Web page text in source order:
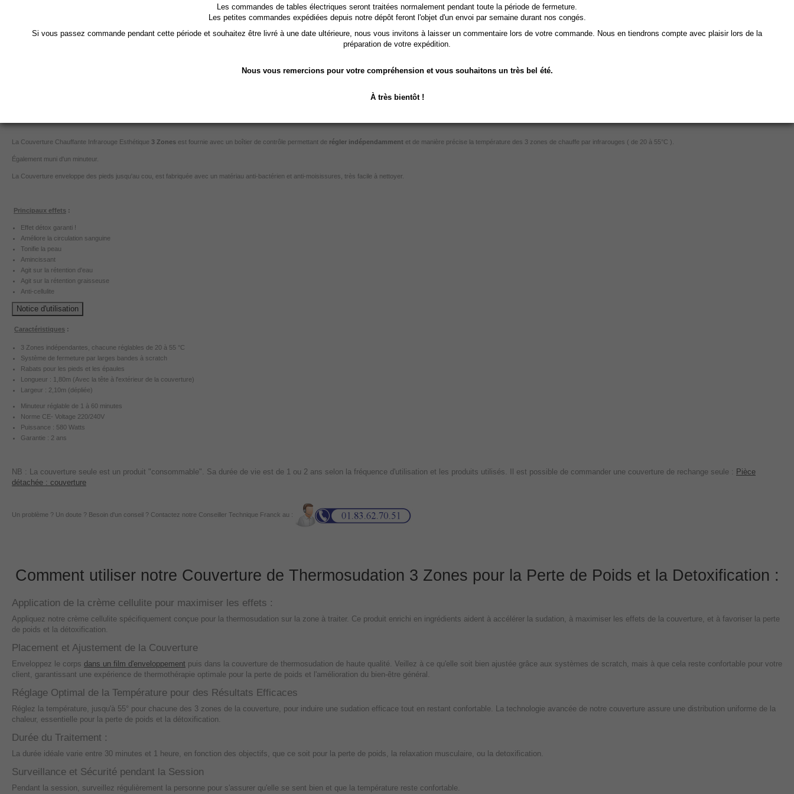
Utilisée par de très nombreux centres d'esthétique ou de Spas, la Couverture Chauffante 3 Zones est idéale pour les soins minceur, anti-cellulite, détoxification et bien-être. La Couverture crée un effet sauna, permettant ainsi d'augmenter la sudation, de vasodilater les
vaisseaux mais aussi d'améliorer la circulation sanguine, les échanges cellulaires et la ré-oxygénation tissulaire. Les muscles en sortent tonifiés, le corps relaxé et aminci, une vraie cure détox !
La Couverture Chauffante Infrarouge Esthétique 3 Zones est fournie avec un boîtier de contrôle permettant de régler indépendamment et de manière précise la température des 3 zones de chauffe par infrarouges ( de 20 à 55°C ).
Également muni d'un minuteur.
La Couverture enveloppe des pieds jusqu'au cou, est fabriquée avec un matériau anti-bactérien et anti-moisissures, très facile à nettoyer.
Principaux effets :
Effet détox garanti !
Améliore la circulation sanguine
Tonifie la peau
Amincissant
Agit sur la rétention d'eau
Agit sur la rétention graisseuse
Anti-cellulite
Notice d'utilisation
Caractéristiques :
3 Zones indépendantes , chacune réglables de 20 à 55 °C
Système de fermeture par larges bandes à scratch
Rabats pour les pieds et les épaules
Longueur : 1,80m (Avec la tête à l'extérieur de la couverture)
Largeur : 2,10m (dépliée)
Minuteur réglable de 1 à 60 minutes
Norme CE- Voltage 220/240V
Puissance : 580 Watts
Garantie : 2 ans
NB : La couverture seule est un produit "consommable". Sa durée de vie est de 1 ou 2 ans selon la fréquence d'utilisation et les produits utilisés. Il est possible de commander une couverture de rechange seule : Pièce
détachée : couverture
Un problème ? Un doute ? Besoin d'un conseil ? Contactez notre Conseiller Technique Franck au :
Comment utiliser notre Couverture de Thermosudation 3 Zones pour la Perte de Poids et la Detoxification :
Application de la crème cellulite pour maximiser les effets :
Appliquez notre crème cellulite spécifiquement conçue pour la thermosudation sur la zone à traiter. Ce produit enrichi en ingrédients aident à accélérer la sudation, à maximiser les effets de la couverture, et à favoriser la perte
de poids et la détoxification.
Placement et Ajustement de la Couverture
Enveloppez le corps dans un film d'enveloppement puis dans la couverture de thermosudation de haute qualité. Veillez à ce qu'elle soit bien ajustée grâce aux systèmes de scratch, mais à que cela reste confortable pour votre
client, garantissant une expérience de thermothérapie optimale pour la perte de poids et l'amélioration du bien-être général.
Réglage Optimal de la Température pour des Résultats Efficaces
Réglez la température, jusqu'à 55° pour chacune des 3 zones de la couverture, pour induire une sudation efficace tout en restant confortable. La technologie avancée de notre couverture assure une distribution uniforme de la
chaleur, essentielle pour la perte de poids et la détoxification.
Durée du Traitement :
La durée idéale varie entre 30 minutes et 1 heure, en fonction des objectifs, que ce soit pour la perte de poids, la relaxation musculaire, ou la detoxification.
Surveillance et Sécurité pendant la Session
Pendant la session, surveillez régulièrement la personne pour s'assurer qu'elle se sent bien et que la température reste confortable.
Les commandes de tables électriques seront traitées normalement pendant toute la période de fermeture.
Les petites commandes expédiées depuis notre dépôt feront l'objet d'un envoi par semaine durant nos congés.
Si vous passez commande pendant cette période et souhaitez être livré à une date ultérieure, nous vous invitons à laisser un commentaire lors de votre commande. Nous en tiendrons compte avec plaisir lors de la
préparation de votre expédition.
Nous vous remercions pour votre compréhension et vous souhaitons un très bel été.
À très bientôt !